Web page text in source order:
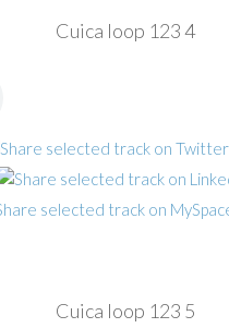
Cuica loop 123 4
Cuica loop 123 5